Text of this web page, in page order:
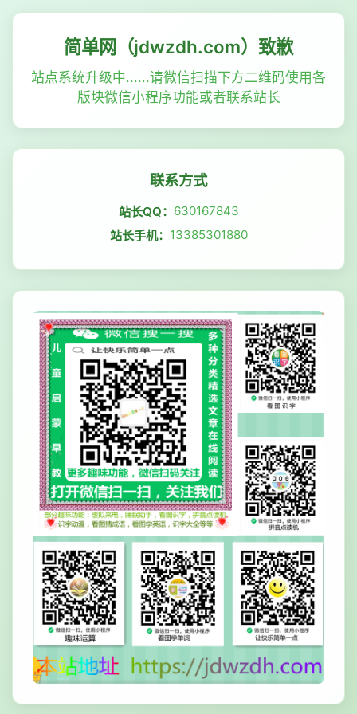
简单网（jdwzdh.com）致歉
站点系统升级中......请微信扫描下方二维码使用各
版块微信小程序功能或者联系站长
联系方式
站长QQ： 630167843
站长手机： 13385301880